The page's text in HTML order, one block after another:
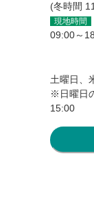
(冬時間
現地時間
09:00～
土曜日、
※日曜日
15:00